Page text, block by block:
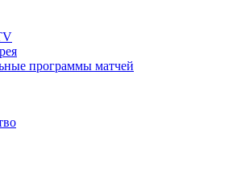
программы матчей